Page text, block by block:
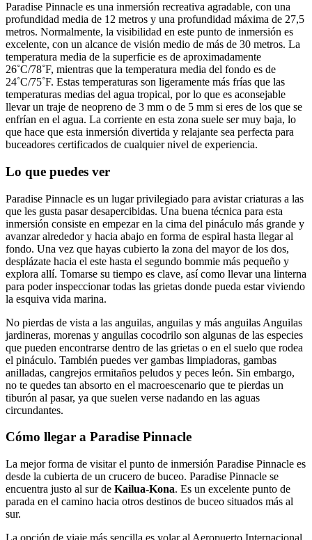
Paradise Pinnacle es una inmersión recreativa agradable, con una
profundidad media de 12 metros y una profundidad máxima de 27,5
metros. Normalmente, la visibilidad en este punto de inmersión es
excelente, con un alcance de visión medio de más de 30 metros. La
temperatura media de la superficie es de aproximadamente
26˚C/78˚F, mientras que la temperatura media del fondo es de
24˚C/75˚F. Estas temperaturas son ligeramente más frías que las
temperaturas medias del agua tropical, por lo que es aconsejable
llevar un traje de neopreno de 3 mm o de 5 mm si eres de los que se
enfrían en el agua. La corriente en esta zona suele ser muy baja, lo
que hace que esta inmersión divertida y relajante sea perfecta para
buceadores certificados de cualquier nivel de experiencia.
Lo que puedes ver
Paradise Pinnacle es un lugar privilegiado para avistar criaturas a las
que les gusta pasar desapercibidas. Una buena técnica para esta
inmersión consiste en empezar en la cima del pináculo más grande y
avanzar alrededor y hacia abajo en forma de espiral hasta llegar al
fondo. Una vez que hayas cubierto la zona del mayor de los dos,
desplázate hacia el este hasta el segundo bommie más pequeño y
explora allí. Tomarse su tiempo es clave, así como llevar una linterna
para poder inspeccionar todas las grietas donde pueda estar viviendo
la esquiva vida marina.
No pierdas de vista a las anguilas, anguilas y más anguilas Anguilas
jardineras, morenas y anguilas cocodrilo son algunas de las especies
que pueden encontrarse dentro de las grietas o en el suelo que rodea
el pináculo. También puedes ver gambas limpiadoras, gambas
anilladas, cangrejos ermitaños peludos y peces león. Sin embargo,
no te quedes tan absorto en el macroescenario que te pierdas un
tiburón al pasar, ya que suelen verse nadando en las aguas
circundantes.
Cómo llegar a Paradise Pinnacle
La mejor forma de visitar el punto de inmersión Paradise Pinnacle es
desde la cubierta de un crucero de buceo. Paradise Pinnacle se
encuentra justo al sur de Kailua-Kona. Es un excelente punto de
parada en el camino hacia otros destinos de buceo situados más al
sur.